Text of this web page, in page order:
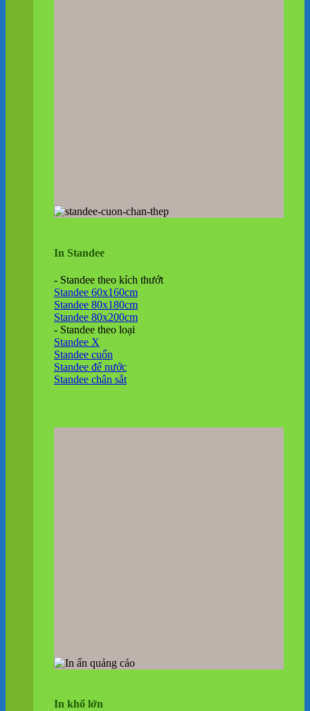
In Standee
- Standee theo kích thướt
Standee 60x160cm
Standee 80x180cm
Standee 80x200cm
- Standee theo loại
Standee X
Standee cuốn
Standee đế nước
Standee chân sắt
In khổ lớn